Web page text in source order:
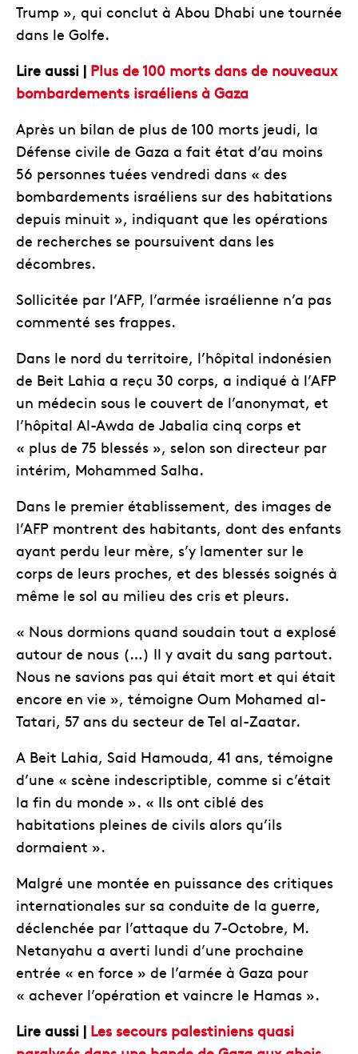
Trump », qui conclut à Abou Dhabi une tournée
dans le Golfe.
Lire aussi | Plus de 100 morts dans de nouveaux
bombardements israéliens à Gaza
Après un bilan de plus de 100 morts jeudi, la
Défense civile de Gaza a fait état d’au moins
56 personnes tuées vendredi dans « des
bombardements israéliens sur des habitations
depuis minuit », indiquant que les opérations
de recherches se poursuivent dans les
décombres.
Sollicitée par l’AFP, l’armée israélienne n’a pas
commenté ses frappes.
Dans le nord du territoire, l’hôpital indonésien
de Beit Lahia a reçu 30 corps, a indiqué à l’AFP
un médecin sous le couvert de l’anonymat, et
l’hôpital Al-Awda de Jabalia cinq corps et
« plus de 75 blessés », selon son directeur par
intérim, Mohammed Salha.
Dans le premier établissement, des images de
l’AFP montrent des habitants, dont des enfants
ayant perdu leur mère, s’y lamenter sur le
corps de leurs proches, et des blessés soignés à
même le sol au milieu des cris et pleurs.
« Nous dormions quand soudain tout a explosé
autour de nous (…) Il y avait du sang partout.
Nous ne savions pas qui était mort et qui était
encore en vie », témoigne Oum Mohamed al-
Tatari, 57 ans du secteur de Tel al-Zaatar.
A Beit Lahia, Said Hamouda, 41 ans, témoigne
d’une « scène indescriptible, comme si c’était
la fin du monde ». « Ils ont ciblé des
habitations pleines de civils alors qu’ils
dormaient ».
Malgré une montée en puissance des critiques
internationales sur sa conduite de la guerre,
déclenchée par l’attaque du 7-Octobre, M.
Netanyahu a averti lundi d’une prochaine
entrée « en force » de l’armée à Gaza pour
« achever l’opération et vaincre le Hamas ».
Lire aussi | Les secours palestiniens quasi